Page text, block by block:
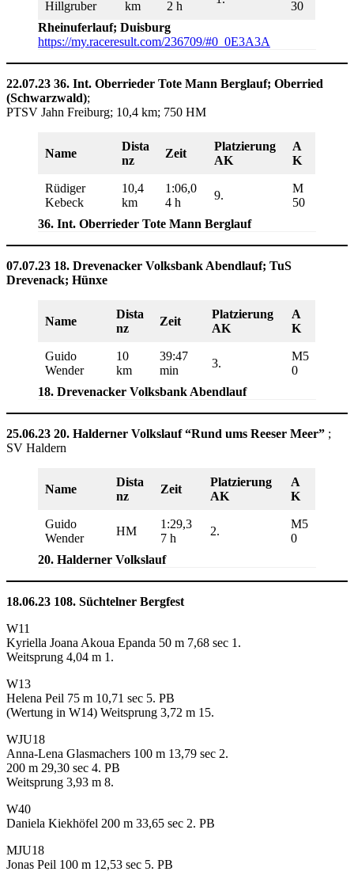
Hillgruber km 2 h
30
Rheinuferlauf; Duisburg
https://my.raceresult.com/236709/#0_0E3A3A
22.07.23 36. Int. Oberrieder Tote Mann Berglauf; Oberried
(Schwarzwald);
PTSV Jahn Freiburg; 10,4 km; 750 HM
Name
Dista
nz
Zeit
Platzierung
AK
A
K
Rüdiger
Kebeck
10,4
km
1:06,0
4 h
9.
M
50
36. Int. Oberrieder Tote Mann Berglauf
07.07.23 18. Drevenacker Volksbank Abendlauf; TuS
Drevenack; Hünxe
Name
Dista
nz
Zeit
Platzierung
AK
A
K
Guido
Wender
10
km
39:47
min
3.
M5
0
18. Drevenacker Volksbank Abendlauf
25.06.23 20. Halderner Volkslauf “Rund ums Reeser Meer” ;
SV Haldern
Name
Dista
nz
Zeit
Platzierung
AK
A
K
Guido
Wender
HM
1:29,3
7 h
2.
M5
0
20. Halderner Volkslauf
18.06.23 108. Süchtelner Bergfest
W11
Kyriella Joana Akoua Epanda 50 m 7,68 sec 1.
Weitsprung 4,04 m 1.
W13
Helena Peil 75 m 10,71 sec 5. PB
(Wertung in W14) Weitsprung 3,72 m 15.
WJU18
Anna-Lena Glasmachers 100 m 13,79 sec 2.
200 m 29,30 sec 4. PB
Weitsprung 3,93 m 8.
W40
Daniela Kiekhöfel 200 m 33,65 sec 2. PB
MJU18
Jonas Peil 100 m 12,53 sec 5. PB